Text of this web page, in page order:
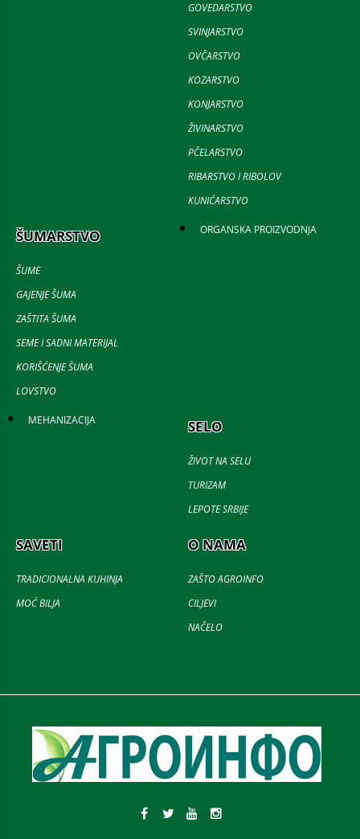
GOVEDARSTVO
SVINJARSTVO
OVČARSTVO
KOZARSTVO
KONJARSTVO
ŽIVINARSTVO
PČELARSTVO
RIBARSTVO I RIBOLOV
KUNIĆARSTVO
ŠUMARSTVO
ŠUME
GAJENJE ŠUMA
ZAŠTITA ŠUMA
SEME I SADNI MATERIJAL
KORIŠĆENJE ŠUMA
LOVSTVO
ORGANSKA PROIZVODNJA
MEHANIZACIJA SELO
ŽIVOT NA SELU
TURIZAM
LEPOTE SRBIJE
SAVETI
TRADICIONALNA KUHINJA
MOĆ BILJA
O NAMA
ZAŠTO AGROINFO
CILJEVI
NAČELO